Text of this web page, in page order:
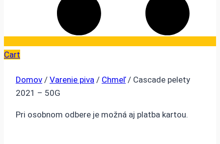
Cart
Domov / Varenie piva / Chmeľ/ Cascade pelety
2021 – 50G
Pri osobnom odbere je možná aj platba kartou.